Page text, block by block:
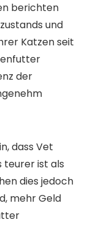
berichten
und
Katzen seit
der
dass Vet
ist als
dies jedoch
mehr Geld